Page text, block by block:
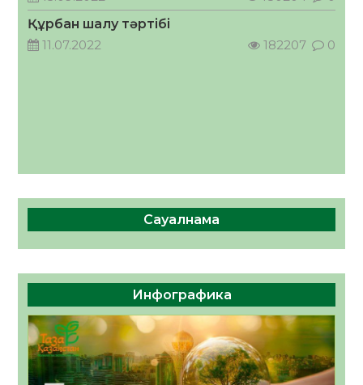
ҚОСЫЛҒАН ҮЛЕС
05.08.2026
Құрбан шалу тәртібі
11.07.2022
182207 0
Сауалнама
Инфографика